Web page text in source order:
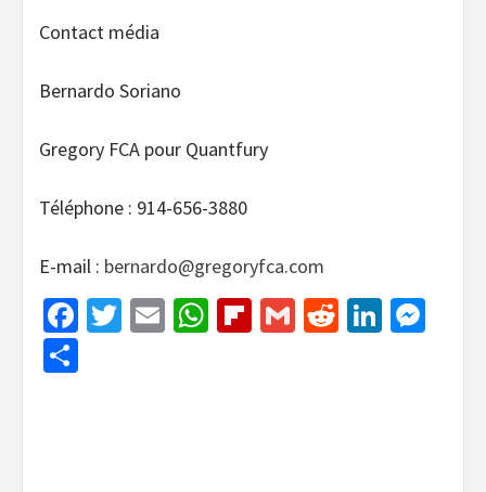
Contact média
Bernardo Soriano
Gregory FCA pour Quantfury
Téléphone : 914-656-3880
E-mail : bernardo@gregoryfca.com
Facebook
Twitter
EmailWhatsApp
Flipboard
GmailReddit